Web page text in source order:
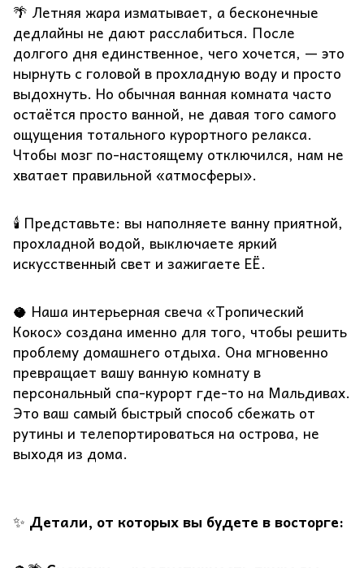
🌴 Летняя жара изматывает, а бесконечные
дедлайны не дают расслабиться. После
долгого дня единственное, чего хочется, — это
нырнуть с головой в прохладную воду и просто
выдохнуть. Но обычная ванная комната часто
остаётся просто ванной, не давая того самого
ощущения тотального курортного релакса.
Чтобы мозг по-настоящему отключился, нам не
хватает правильной «атмосферы».
🕯️ Представьте: вы наполняете ванну приятной,
прохладной водой, выключаете яркий
искусственный свет и зажигаете ЕЁ.
🥥 Наша интерьерная свеча «Тропический
Кокос» создана именно для того, чтобы решить
проблему домашнего отдыха. Она мгновенно
превращает вашу ванную комнату в
персональный спа-курорт где-то на Мальдивах.
Это ваш самый быстрый способ сбежать от
рутины и телепортироваться на острова, не
выходя из дома.
✨ Детали, от которых вы будете в восторге: